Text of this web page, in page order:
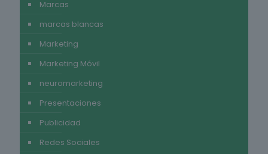
Marcas
marcas blancas
Marketing
Marketing Móvil
neuromarketing
Presentaciones
Publicidad
Redes Sociales